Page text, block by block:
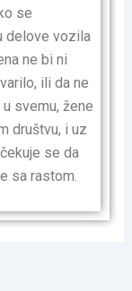
se
delove vozila
ne bi ni
ili da ne
svemu, žene
društvu, i uz
se da
sa rastom.